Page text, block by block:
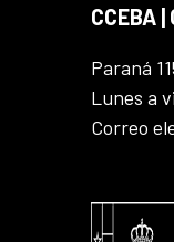
CCEBA |
Paraná
Lunes a
Correo